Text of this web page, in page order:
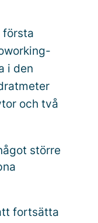
första
i den
och två
större
fortsätta